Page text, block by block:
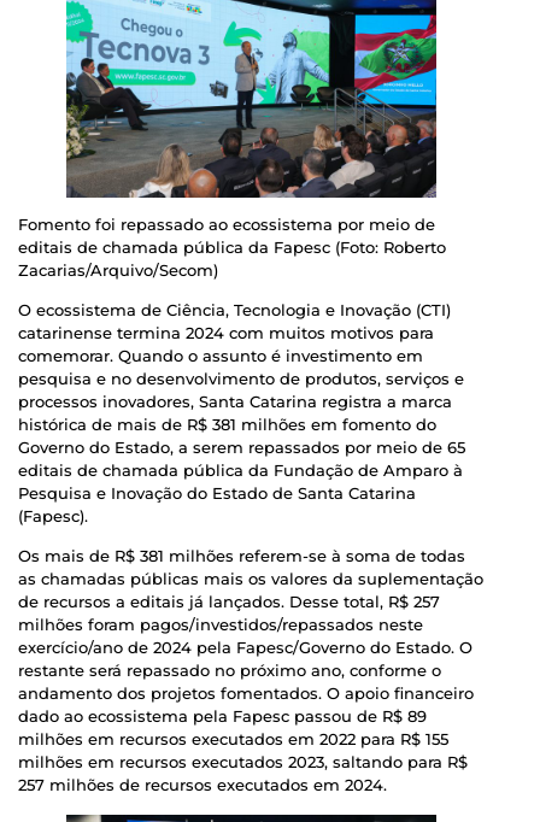
Fomento foi repassado ao ecossistema por meio de
editais de chamada pública da Fapesc (Foto: Roberto
Zacarias/Arquivo/Secom)
O ecossistema de Ciência, Tecnologia e Inovação (CTI)
catarinense termina 2024 com muitos motivos para
comemorar. Quando o assunto é investimento em
pesquisa e no desenvolvimento de produtos, serviços e
processos inovadores, Santa Catarina registra a marca
histórica de mais de R$ 381 milhões em fomento do
Governo do Estado, a serem repassados por meio de 65
editais de chamada pública da Fundação de Amparo à
Pesquisa e Inovação do Estado de Santa Catarina
(Fapesc).
Os mais de R$ 381 milhões referem-se à soma de todas
as chamadas públicas mais os valores da suplementação
de recursos a editais já lançados. Desse total, R$ 257
milhões foram pagos/investidos/repassados neste
exercício/ano de 2024 pela Fapesc/Governo do Estado. O
restante será repassado no próximo ano, conforme o
andamento dos projetos fomentados. O apoio financeiro
dado ao ecossistema pela Fapesc passou de R$ 89
milhões em recursos executados em 2022 para R$ 155
milhões em recursos executados 2023, saltando para R$
257 milhões de recursos executados em 2024.